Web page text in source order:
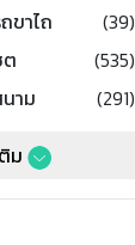
ขาไถ
(39)
ต
(535)
าม
(291)
ม